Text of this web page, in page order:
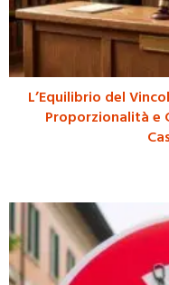
L’Equilibrio del
Proporzionalità e